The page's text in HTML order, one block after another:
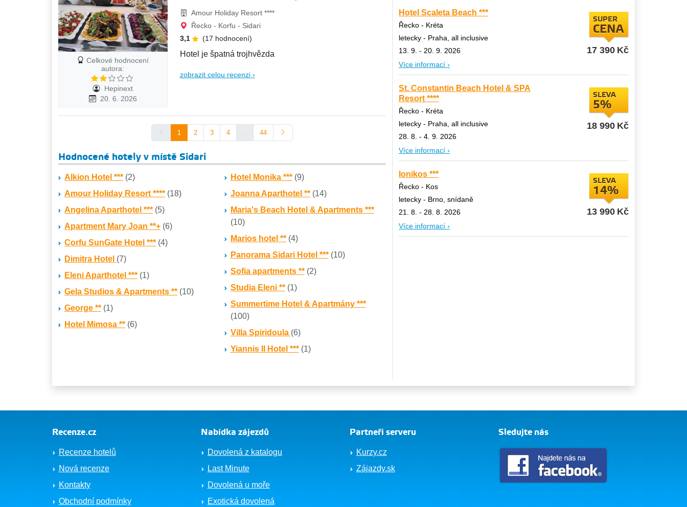
Celkové hodnocení
autora:
Hepinext
20. 6. 2026
Amour Holiday Resort ****
Řecko - Korfu - Sidari
3,1
(17 hodnocení)
Hotel je špatná trojhvězda
zobrazit celou recenzi ›
1 2 3 4 44
Hodnocené hotely v místě Sidari
Alkion Hotel *** (2)
Amour Holiday Resort **** (18)
Angelina Aparthotel *** (5)
Apartment Mary Joan **+ (6)
Corfu SunGate Hotel *** (4)
Dimitra Hotel (7)
Eleni Aparthotel *** (1)
Gela Studios & Apartments ** (10)
George ** (1)
Hotel Mimosa ** (6)
Hotel Monika *** (9)
Joanna Aparthotel ** (14)
Maria's Beach Hotel & Apartments ***
(10)
Marios hotel ** (4)
Panorama Sidari Hotel *** (10)
Sofia apartments ** (2)
Studia Eleni ** (1)
Summertime Hotel & Apartmány ***
(100)
Villa Spiridoula (6)
Yiannis II Hotel *** (1)
Hotel Scaleta Beach ***
Řecko - Kréta
letecky - Praha, all inclusive
13. 9. - 20. 9. 2026
Více informací ›
SUPER
CENA
17 390 Kč
St. Constantin Beach Hotel & SPA
Resort ****
Řecko - Kréta
letecky - Praha, all inclusive
28. 8. - 4. 9. 2026
Více informací ›
SLEVA
5%
18 990 Kč
Ionikos ***
Řecko - Kos
letecky - Brno, snídaně
21. 8. - 28. 8. 2026
Více informací ›
SLEVA
14%
13 990 Kč
Recenze.cz
Recenze hotelů
Nová recenze
Kontakty
Obchodní podmínky
Nabídka zájezdů
Dovolená z katalogu
Last Minute
Dovolená u moře
Exotická dovolená
Partneři serveru
Kurzy.cz
Zájazdy.sk
Sledujte nás